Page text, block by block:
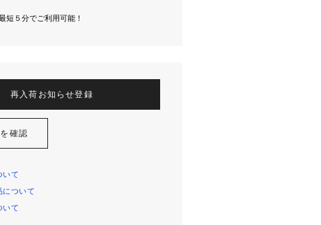
短５分でご利用可能！
再入荷お知らせ登録
確認
いて
について
いて